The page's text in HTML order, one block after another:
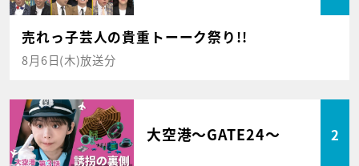
売れっ子芸人の貴重トーーク祭り!!
8月6日(木)放送分
大空港～GATE24～ 2